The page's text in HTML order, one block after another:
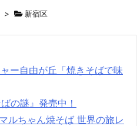
> 新宿区
ー自由が丘「焼きそばで味
の謎』発売中！
ルちゃん焼そば 世界の旅レ